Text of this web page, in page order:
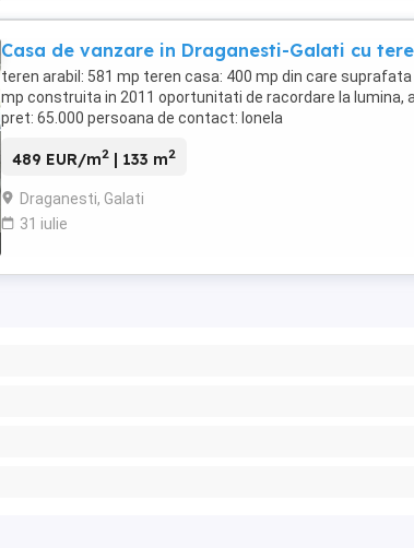
Casa de vanzare in Draganesti-Galati cu
teren arabil: 581 mp teren casa: 400 mp din care
mp construita in 2011 oportunitati de racordare la lumina,
pret: 65.000 persoana de contact: Ionela
489 EUR/m2 | 133 m2
Draganesti, Galati
31 iulie